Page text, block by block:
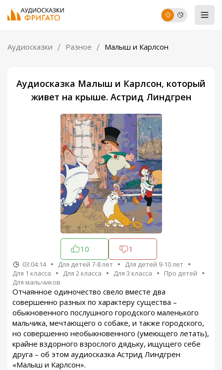
Аудиосказки Разное Малыш и Карлсон
Аудиосказка Малыш и Карлсон, который
живет на крыше. Астрид Линдгрен
10 1
03:04:14 Для детей 7-8 лет
Для детей 9-10 лет
Для 1 класса
Для 2 класса Для 3 класса
Про детей
Для мальчиков
Отчаянное одиночество свело вместе два
совершенно разных по характеру существа –
обыкновенного послушного городского маленького
мальчика, мечтающего о собаке, и также городского,
но совершенно необыкновенного (умеющего летать),
крайне вздорного взрослого дядьку, ищущего себе
друга – об этом аудиосказка Астрид Линдгрен
«Малыш и Карлсон».